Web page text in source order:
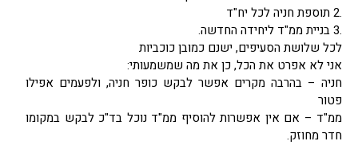
לכל שלושת הסעיפים, ישנם כמובן כוכביות
אני לא אפרט את הכל, כן את מה שמשמעותי:
חניה – בהרבה מקרים אפשר לבקש כופר חניה, ולפעמים אפילו
פטור
ממ"ד – אם אין אפשרות להוסיף ממ"ד נוכל בד"כ לבקש במקומו
חדר מחוזק.